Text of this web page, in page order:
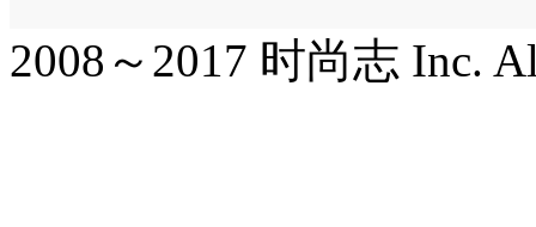
2008～2017 时尚志 Inc.